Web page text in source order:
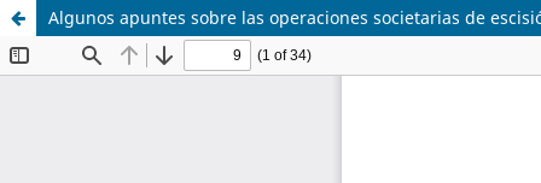
Algunos apuntes sobre las operaciones societarias de